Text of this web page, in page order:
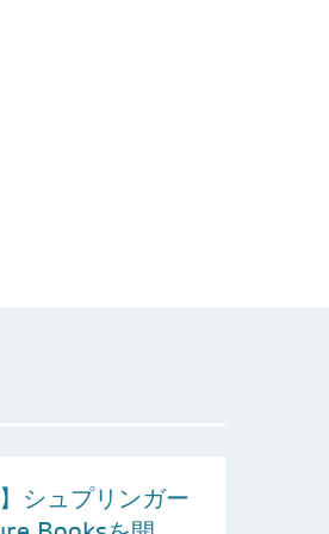
シュプリンガー